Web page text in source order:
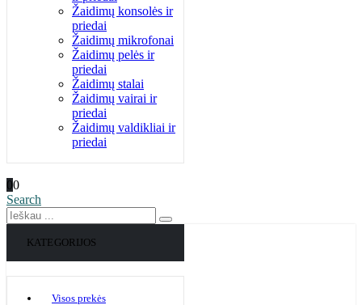
Žaidimų konsolės ir
priedai
Žaidimų mikrofonai
Žaidimų pelės ir
priedai
Žaidimų stalai
Žaidimų vairai ir
priedai
Žaidimų valdikliai ir
priedai
00
Search
KATEGORIJOS
Visos prekės